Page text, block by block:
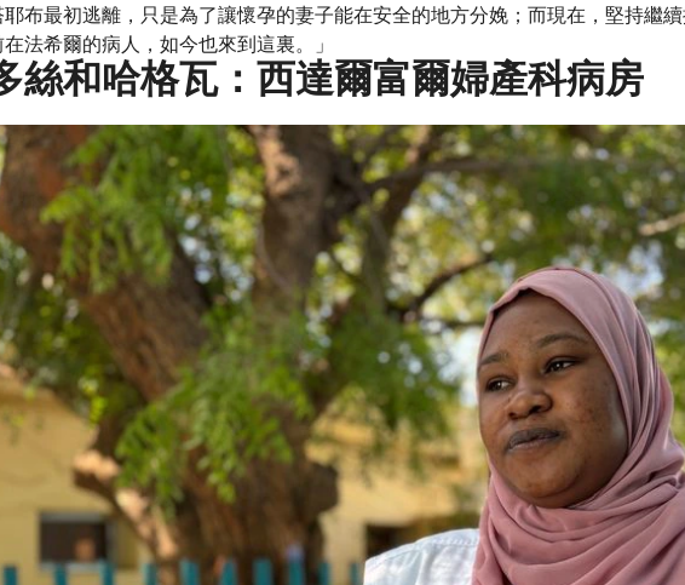
耶布最初逃離，只是為了讓懷孕的妻子能在安全的地方分娩；而現在，堅持繼
法希爾的病人，如今也來到這裏。」
絲和哈格瓦：西達爾富爾婦產科病房